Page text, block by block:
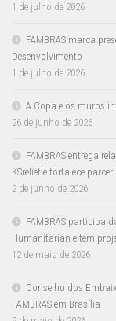
1 de julho de 2026
FAMBRAS marca
Desenvolvimento
1 de julho de 2026
A Copa e os muros
26 de junho de 2026
FAMBRAS entrega
KSrelief e fortalece
2 de junho de 2026
FAMBRAS participa
Humanitarian e tem
12 de maio de 2026
Conselho dos
FAMBRAS em Brasília